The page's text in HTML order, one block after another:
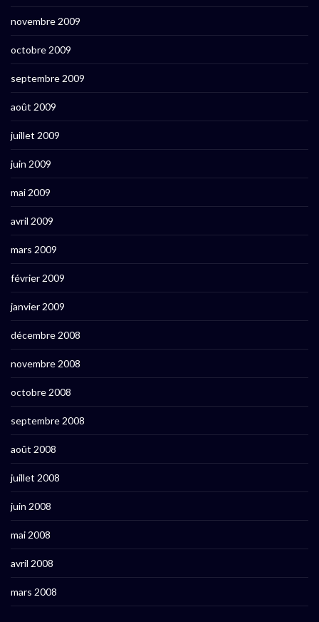
novembre 2009
octobre 2009
septembre 2009
août 2009
juillet 2009
juin 2009
mai 2009
avril 2009
mars 2009
février 2009
janvier 2009
décembre 2008
novembre 2008
octobre 2008
septembre 2008
août 2008
juillet 2008
juin 2008
mai 2008
avril 2008
mars 2008